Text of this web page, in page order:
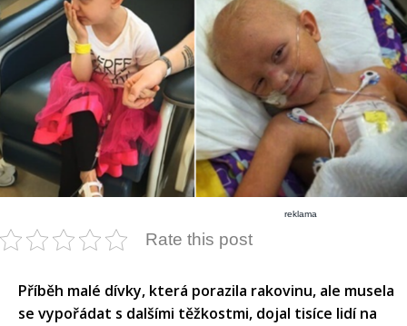
reklama
Rate this post
Příběh malé dívky, která porazila rakovinu, ale musela
se vypořádat s dalšími těžkostmi, dojal tisíce lidí na